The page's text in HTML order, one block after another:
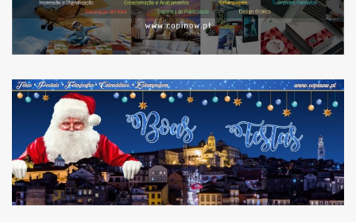
A MAGIA DO NATAL JÁ
CHEGOU! CONHEÇA O
NOSSO HORÁRIO.